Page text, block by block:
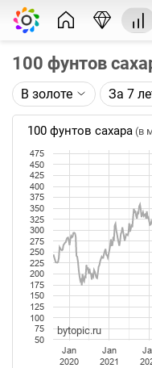
100 фунтов
Описание графика:
Цена фьючерса на
Каждая точка на
недели или
(день, неделя,
при изменении
Данные
В золоте За 7
100 фунтов сахара (в
Jan
2020
Jan
2021
50
75
100
125
150
175
200
225
250
275
300
325
350
375
400
425
450
475
bytopic.ru